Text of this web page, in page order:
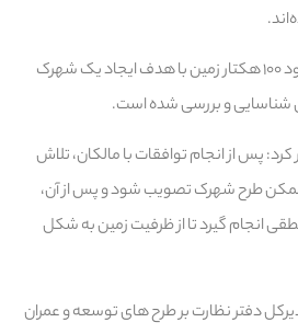
در این بازدید، اعلام شد که حدود ۱۰۰ هکتار زمین با هدف ایجاد یک شهرک
و بررسی شده است.
پس از انجام توافقات با مالکان، تلاش
طرح شهرک تصویب شود و پس از آن،
انجام گیرد تا از ظرفیت زمین به شکل
دفتر نظارت بر طرح های توسعه و عمران